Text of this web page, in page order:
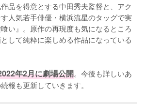
品を得意とする中田秀夫監督と、アク
人気若手俳優・横浜流星のタッグで実
い』。原作の再現度も気になるところ
して純粋に楽しめる作品になっている
年2月に劇場公開。今後も詳しいあ
報も更新していきます。